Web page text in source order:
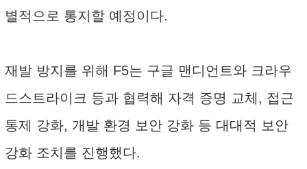
별적으로 통지할 예정이다.
재발 방지를 위해 F5는 구글 맨디언트와 크라우
드스트라이크 등과 협력해 자격 증명 교체, 접근
통제 강화, 개발 환경 보안 강화 등 대대적 보안
강화 조치를 진행했다.